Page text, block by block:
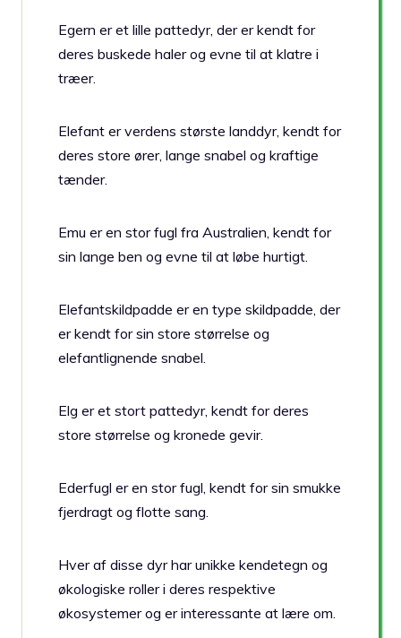
Egern er et lille pattedyr, der er kendt for
deres buskede haler og evne til at klatre i
træer.
Elefant er verdens største landdyr, kendt for
deres store ører, lange snabel og kraftige
tænder.
Emu er en stor fugl fra Australien, kendt for
sin lange ben og evne til at løbe hurtigt.
Elefantskildpadde er en type skildpadde, der
er kendt for sin store størrelse og
elefantlignende snabel.
Elg er et stort pattedyr, kendt for deres
store størrelse og kronede gevir.
Ederfugl er en stor fugl, kendt for sin smukke
fjerdragt og flotte sang.
Hver af disse dyr har unikke kendetegn og
økologiske roller i deres respektive
økosystemer og er interessante at lære om.